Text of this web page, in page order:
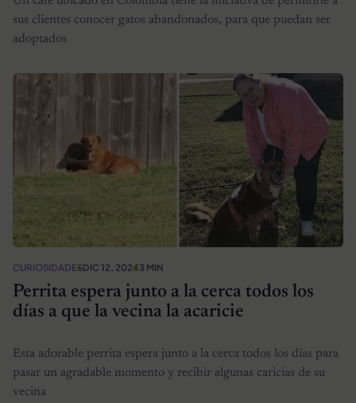
sus clientes conocer gatos abandonados, para que puedan ser
adoptados
CURIOSIDADESDIC 12, 20243 MIN
Perrita espera junto a la cerca todos los
días a que la vecina la acaricie
Esta adorable perrita espera junto a la cerca todos los días para
pasar un agradable momento y recibir algunas caricias de su
vecina